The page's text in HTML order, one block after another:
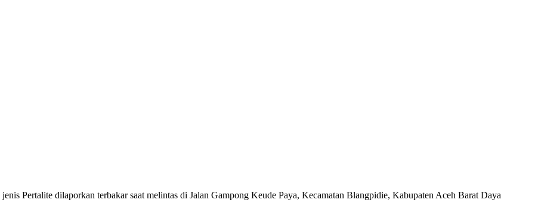
Pertalite dilaporkan terbakar saat melintas di Jalan Gampong Keude Paya, Kecamatan Blangpidie, Kabupaten Aceh Barat Daya